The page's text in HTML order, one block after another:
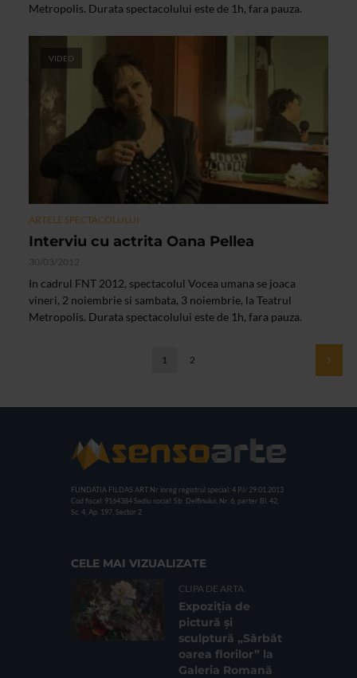
Metropolis. Durata spectacolului este de 1h, fara pauza.
VIDEO
ARTELE SPECTACOLULUI
Interviu cu actrita Oana Pellea
30/03/2012
In cadrul FNT 2012, spectacolul Vocea umana se joaca
vineri, 2 noiembrie si sambata, 3 noiembrie, la Teatrul
Metropolis. Durata spectacolului este de 1h, fara pauza.
1 2
FUNDATIA FILDAS ART Nr inreg registrul special: 4 PJ/ 29.01.2013
Cod fiscal: 9164384 Sediu social: Str. Delfinului, Nr. 6, parter Bl. 42,
Sc. 4, Ap. 197, Sector 2
CELE MAI VIZUALIZATE
CLIPA DE ARTA
Expoziția de
pictură și
sculptură „Sărbăt
oarea florilor” la
Galeria Romană